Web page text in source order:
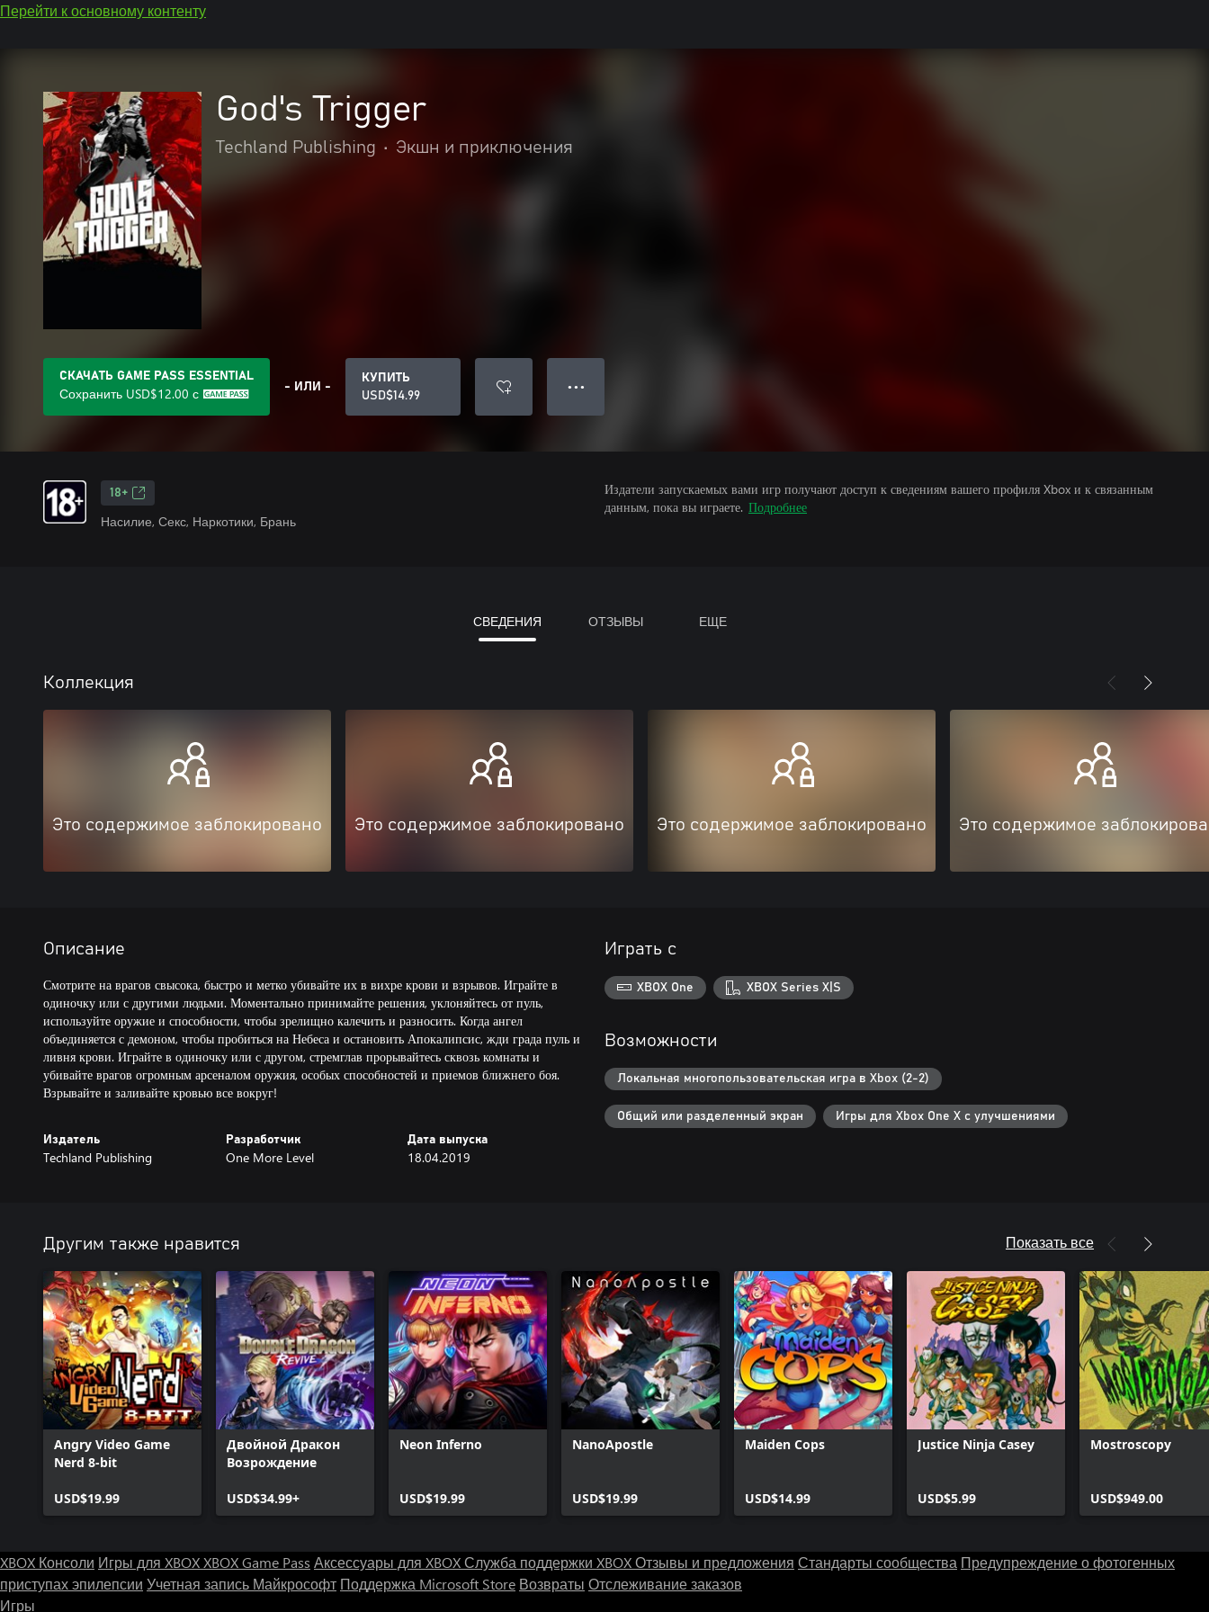
Перейти к основному контенту
God's Trigger
Techland Publishing • Экшн и приключения
СКАЧАТЬ GAME PASS ESSENTIAL
Сохранить USD$12.00 с - ИЛИ -
КУПИТЬ
USD$14.99
● ● ●
18+
Насилие, Секс, Наркотики, Брань
Издатели запускаемых вами игр получают доступ к сведениям вашего профиля Xbox и к связанным
данным, пока вы играете. Подробнее
СВЕДЕНИЯ ОТЗЫВЫ ЕЩЕ
Коллекция
Это содержимое заблокировано Это содержимое заблокировано Это содержимое заблокировано Это содержимое
Описание
Смотрите на врагов свысока, быстро и метко убивайте их в вихре крови и взрывов. Играйте в
одиночку или с другими людьми. Моментально принимайте решения, уклоняйтесь от пуль,
используйте оружие и способности, чтобы зрелищно калечить и разносить. Когда ангел
объединяется с демоном, чтобы пробиться на Небеса и остановить Апокалипсис, жди града пуль и
ливня крови. Играйте в одиночку или с другом, стремглав прорывайтесь сквозь комнаты и
убивайте врагов огромным арсеналом оружия, особых способностей и приемов ближнего боя.
Взрывайте и заливайте кровью все вокруг!
Издатель
Techland Publishing
Разработчик
One More Level
Дата выпуска
18.04.2019
Играть с
XBOX One XBOX Series X|S
Возможности
Локальная многопользовательская игра в Xbox (2-2)
Общий или разделенный экран Игры для Xbox One X с улучшениями
Другим также нравится Показать все
Angry Video Game
Nerd 8-bit
USD$19.99
Двойной Дракон
Возрождение
USD$34.99+
Neon Inferno
USD$19.99
NanoApostle
USD$19.99
Maiden Cops
USD$14.99
Justice Ninja Casey
USD$5.99
Mostroscopy
USD$949.00
XBOX Консоли Игры для XBOXXBOX Game Pass Аксессуары для XBOXСлужба поддержки XBOXОтзывы и предложения Стандарты сообщества Предупреждение о фотогенных
приступах эпилепсии Учетная запись Майкрософт Поддержка Microsoft Store Возвраты Отслеживание заказов
Игры